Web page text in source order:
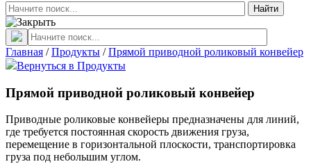
Главная /Продукты /Прямой приводной роликовый конвейер
Вернуться в Продукты
Прямой приводной роликовый конвейер
Приводные роликовые конвейеры предназначены для линий,
где требуется постоянная скорость движения груза,
перемещение в горизонтальной плоскости, транспортировка
груза под небольшим углом.